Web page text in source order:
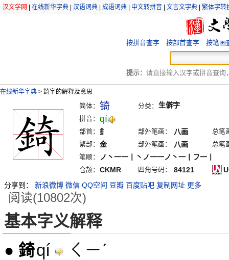
汉文学网 在线新华字典 汉语词典 成语词典 中文转拼音 文言文字典 繁体字转
按拼音查字 按部首查字 按笔画
提示： 请直接输入汉字或拼音查询
在线新华字典 > 錡字的解释及意思
简体： 锜 分类： 生僻字
拼音： qí
部首： 釒 部外笔画： 八画
总笔
繁部： 金 部外笔画： 八画
总笔
笔顺：
ノ丶一一丨丶ノ一一ノ丶一丨フ一丨
仓颉： CKMR 四角号码： 84121
分享到：
新浪微博 微信 QQ空间 豆瓣 百度贴吧 复制网址 更多
阅读(10802次)
基本字义解释
● 錡qí ㄑㄧˊ